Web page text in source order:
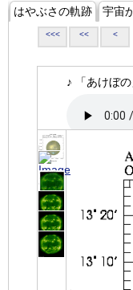
はやぶさの軌跡 宇宙
<<< << <
♪ 「あけぼの